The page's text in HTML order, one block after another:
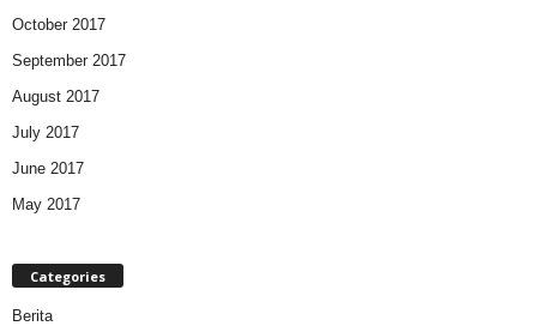
October 2017
September 2017
August 2017
July 2017
June 2017
May 2017
Categories
Berita